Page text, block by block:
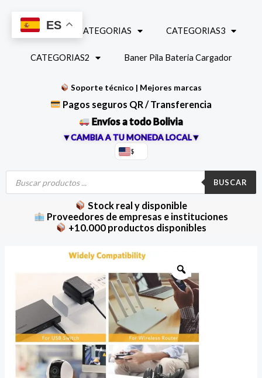
contenido
INICIO CATEGORIAS CATEGORIAS3
CATEGORIAS2 Baner Pila Bateria Cargador
Soporte técnico | Mejores marcas
Pagos seguros QR / Transferencia
Envíos a todo Bolivia
▼CAMBIA A TU MONEDA LOCAL▼
$
Búsqueda
productos
BUSCAR
Stock real y disponible
Proveedores de empresas e instituciones
+10.000 productos disponibles
3A
Power
Adapter
DC
ES